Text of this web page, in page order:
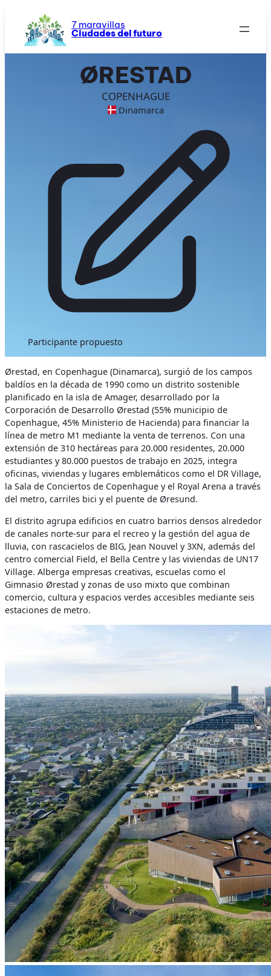
contenido
7 maravillas
Ciudades del futuro
ØRESTAD
COPENHAGUE
Dinamarca
Participante propuesto
Ørestad, en Copenhague (Dinamarca), surgió de los campos
baldíos en la década de 1990 como un distrito sostenible
planificado en la isla de Amager, desarrollado por la
Corporación de Desarrollo Ørestad (55% municipio de
Copenhague, 45% Ministerio de Hacienda) para financiar la
línea de metro M1 mediante la venta de terrenos. Con una
extensión de 310 hectáreas para 20.000 residentes, 20.000
estudiantes y 80.000 puestos de trabajo en 2025, integra
oficinas, viviendas y lugares emblemáticos como el DR Village,
la Sala de Conciertos de Copenhague y el Royal Arena a través
del metro, carriles bici y el puente de Øresund.
El distrito agrupa edificios en cuatro barrios densos alrededor
de canales norte-sur para el recreo y la gestión del agua de
lluvia, con rascacielos de BIG, Jean Nouvel y 3XN, además del
centro comercial Field, el Bella Centre y las viviendas de UN17
Village. Alberga empresas creativas, escuelas como el
Gimnasio Ørestad y zonas de uso mixto que combinan
comercio, cultura y espacios verdes accesibles mediante seis
estaciones de metro.